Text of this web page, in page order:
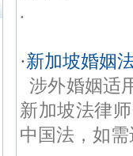
.
·新加坡婚姻
涉外婚姻适
新加坡法律
中国法，如